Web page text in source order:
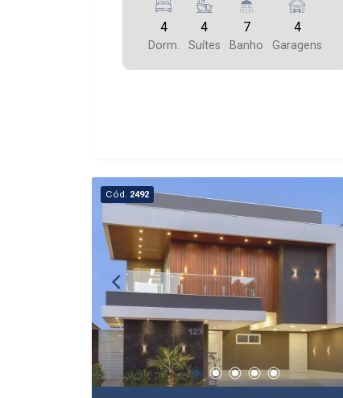
4
Dorm.
4
Suítes
7
Banho
4
Garagens
Cód. 2492